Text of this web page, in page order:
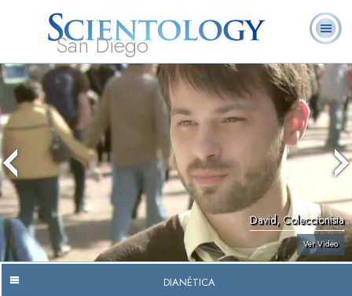
San Diego
Acerca de
Nosotros
L. Ronald
Hubbard
¿Qué es
Scientology?
Ministros
Voluntarios
Preguntas
Frecuentes
Libros
David, Coleccionista
Ver Video
DIANÉTICA